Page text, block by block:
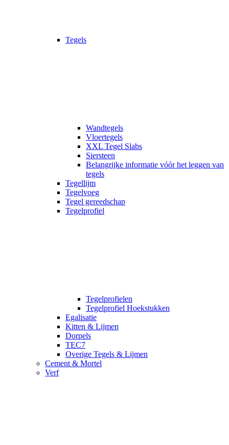
Tegels
Wandtegels
Vloertegels
XXL Tegel Slabs
Siersteen
Belangrijke informatie vóór het leggen van
tegels
Tegellijm
Tegelvoeg
Tegel gereedschap
Tegelprofiel
Tegelprofielen
Tegelprofiel Hoekstukken
Egalisatie
Kitten & Lijmen
Dorpels
TEC7
Overige Tegels & Lijmen
Cement & Mortel
Verf